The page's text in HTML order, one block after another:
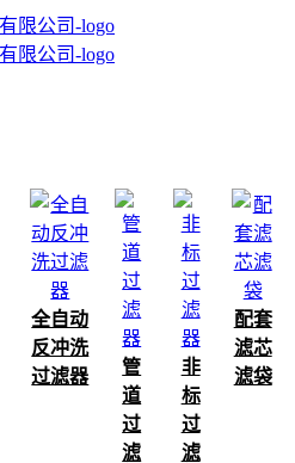
全自动
反冲洗
过滤器
管
道
过
滤
非
标
过
滤
配套
滤芯
滤袋